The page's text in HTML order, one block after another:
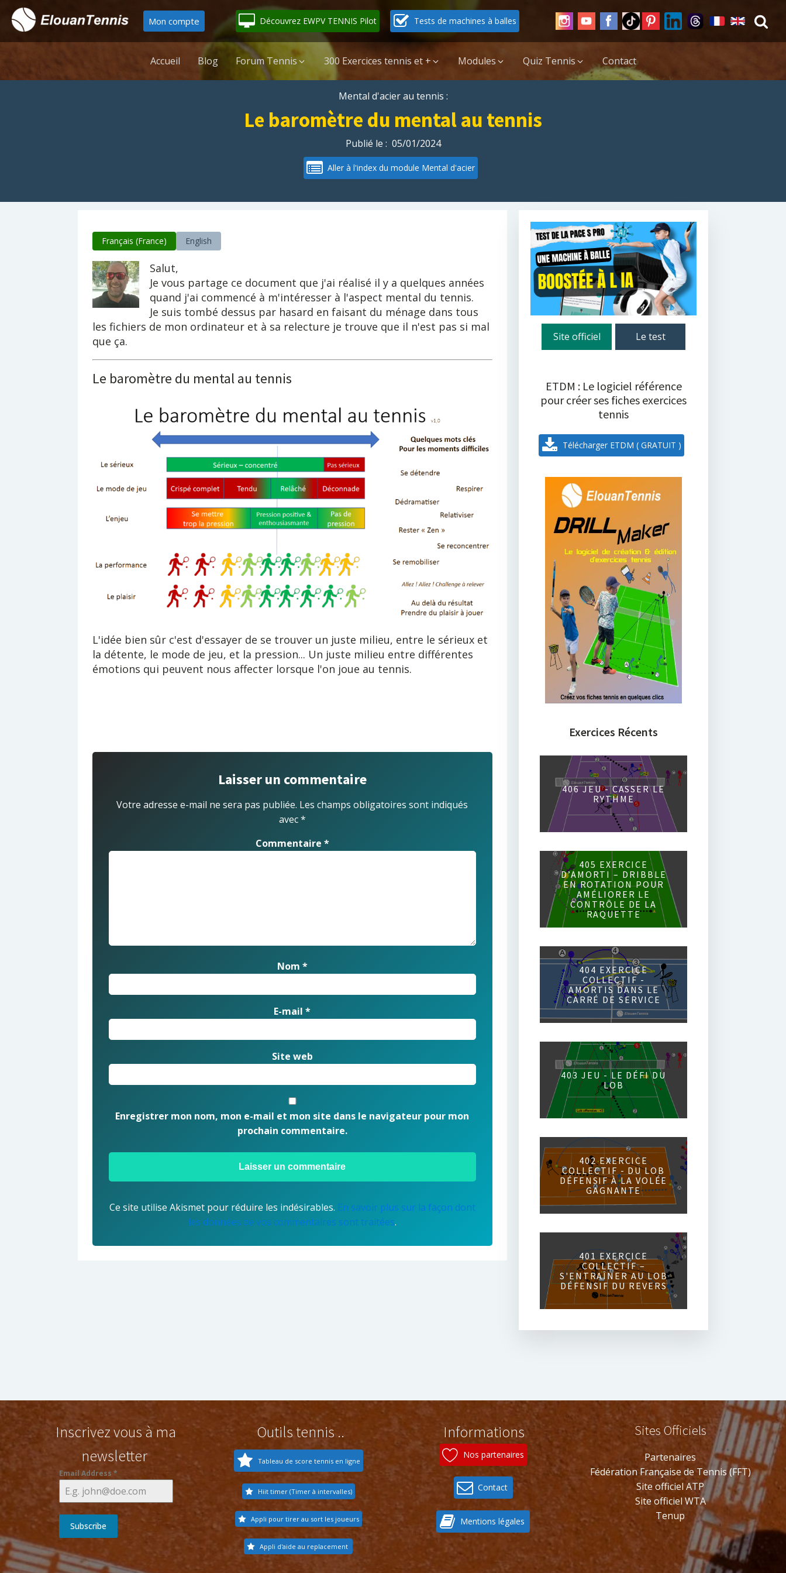
Mon compte Découvrez EWPV TENNIS Pilot Tests de machines à balles
Accueil Blog Forum Tennis 300 Exercices tennis et + Modules Quiz Tennis Contact
Mental d'acier au tennis :
Le baromètre du mental au tennis
Publié le : 05/01/2024
Aller à l'index du module Mental d'acier
Français (France) English
Salut,
Je vous partage ce document que j'ai réalisé il y a quelques années
quand j'ai commencé à m'intéresser à l'aspect mental du tennis.
Je suis tombé dessus par hasard en faisant du ménage dans tous
les fichiers de mon ordinateur et à sa relecture je trouve que il n'est pas si mal
que ça.
Le baromètre du mental au tennis
L'idée bien sûr c'est d'essayer de se trouver un juste milieu, entre le sérieux et
la détente, le mode de jeu, et la pression... Un juste milieu entre différentes
émotions qui peuvent nous affecter lorsque l'on joue au tennis.
Laisser un commentaire
Votre adresse e-mail ne sera pas publiée. Les champs obligatoires sont indiqués
avec*
Commentaire *
Nom *
E-mail*
Site web
Enregistrer mon nom, mon e-mail et mon site dans le navigateur pour mon
prochain commentaire.
Ce site utilise Akismet pour réduire les indésirables. En savoir plus sur la façon dont
les données de vos commentaires sont traitées.
Site officiel Le test
ETDM : Le logiciel référence
pour créer ses fiches exercices
tennis
Télécharger ETDM ( GRATUIT )
Exercices Récents
406 JEU - CASSER LE
RYTHME
405 EXERCICE
D’AMORTI – DRIBBLE
EN ROTATION POUR
AMÉLIORER LE
CONTRÔLE DE LA
RAQUETTE
404 EXERCICE
COLLECTIF -
AMORTIS DANS LE
CARRÉ DE SERVICE
403 JEU - LE DÉFI DU
LOB
402 EXERCICE
COLLECTIF - DU LOB
DÉFENSIF À LA VOLÉE
GAGNANTE
401 EXERCICE
COLLECTIF –
S'ENTRAÎNER AU LOB
DÉFENSIF DU REVERS
Inscrivez vous à ma
newsletter
Email Address *
Subscribe
Outils tennis ..
Tableau de score tennis en ligne
Hiit timer (Timer à intervalles)
Appli pour tirer au sort les joueurs
Appli d'aide au replacement
Informations
Nos partenaires
Contact
Mentions légales
Sites Officiels
Partenaires
Fédération Française de Tennis (FFT)
Site officiel ATP
Site officiel WTA
Tenup